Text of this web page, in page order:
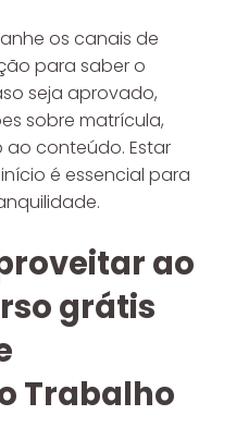
os canais de
para saber o
seja aprovado,
sobre matrícula,
ao conteúdo. Estar
é essencial para
ao
grátis
Trabalho